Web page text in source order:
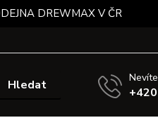
DREWMAX V ČR
Hledat